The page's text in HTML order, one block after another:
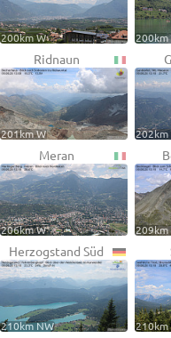
200km W 200km
Ridnaun
201km W 202km
Meran
206km W 209km
Herzogstand Süd
210km NW 210km